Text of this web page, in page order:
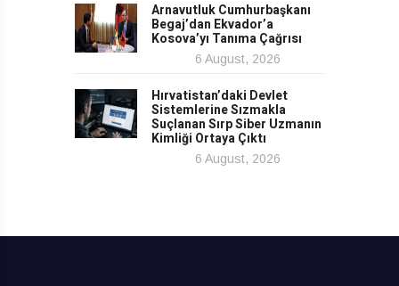
Arnavutluk Cumhurbaşkanı
Begaj’dan Ekvador’a
Kosova’yı Tanıma Çağrısı
6 August, 2026
Hırvatistan’daki Devlet
Sistemlerine Sızmakla
Suçlanan Sırp Siber Uzmanın
Kimliği Ortaya Çıktı
6 August, 2026